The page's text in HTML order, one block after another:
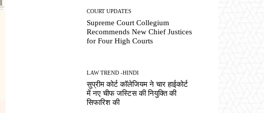
COURT UPDATES
Supreme Court Collegium
Recommends New Chief Justices
for Four High Courts
LAW TREND -HINDI
सुप्रीम कोर्ट कॉलेजियम ने चार हाईकोर्ट
में नए चीफ जस्टिस की नियुक्ति की
सिफारिश की